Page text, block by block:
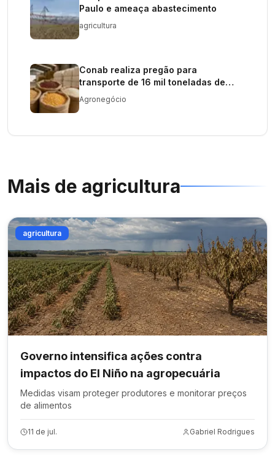
Paulo e ameaça abastecimento
agricultura
Conab realiza pregão para
transporte de 16 mil toneladas de
milho
Agronegócio
Mais de agricultura
agricultura
Governo intensifica ações contra
impactos do El Niño na agropecuária
Medidas visam proteger produtores e monitorar preços
de alimentos
11 de jul. Gabriel Rodrigues